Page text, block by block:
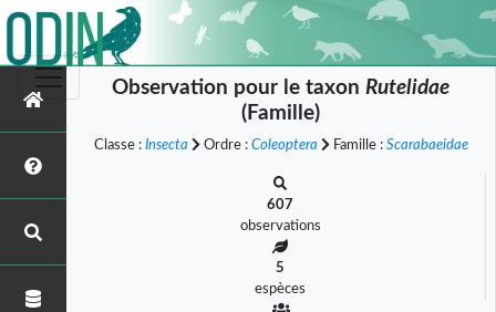
Observation pour le taxon Rutelidae
(Famille)
Classe : Insecta Ordre : Coleoptera Famille : Scarabaeidae
607
observations
5
espèces